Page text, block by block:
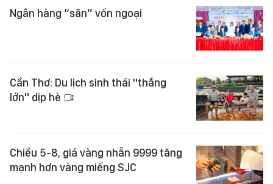
Ngân hàng “săn” vốn ngoại
Cần Thơ: Du lịch sinh thái "thắng
lớn" dịp hè
Chiều 5-8, giá vàng nhẫn 9999 tăng
mạnh hơn vàng miếng SJC